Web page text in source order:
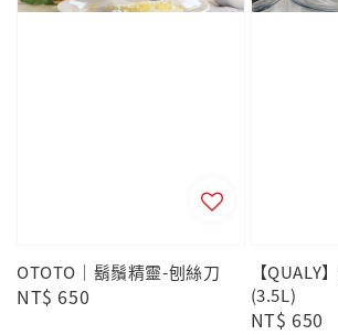
OTOTO｜鬍鬚精靈-刨絲刀
Regular
NT$ 650
【QUALY
(3.5L)
Regular
NT$ 650